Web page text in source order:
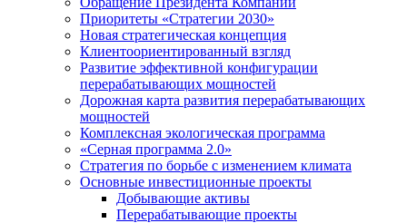
Приоритеты «Стратегии 2030»
Новая стратегическая концепция
Клиентоориентированный взгляд
Развитие эффективной конфигурации
перерабатывающих мощностей
Дорожная карта развития перерабатывающих
мощностей
Комплексная экологическая программа
«Серная программа 2.0»
Стратегия по борьбе с изменением климата
Основные инвестиционные проекты
Добывающие активы
Перерабатывающие проекты